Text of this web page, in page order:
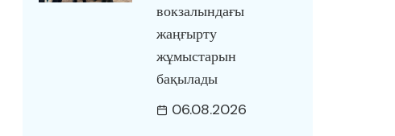
вокзалындағы
жаңғырту
жұмыстарын
бақылады
06.08.2026